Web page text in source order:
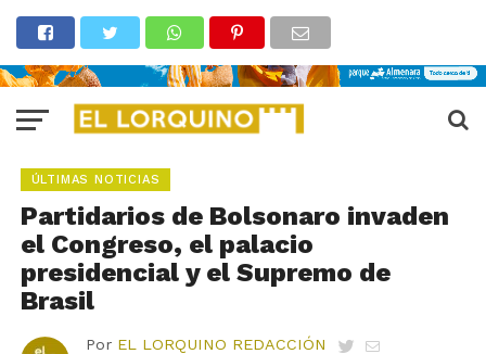
ÚLTIMAS NOTICIAS
Partidarios de Bolsonaro invaden
el Congreso, el palacio
presidencial y el Supremo de
Brasil
Por EL LORQUINO REDACCIÓN